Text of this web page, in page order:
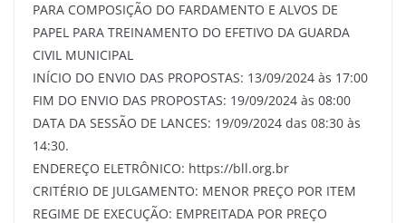
PARA COMPOSIÇÃO DO FARDAMENTO E ALVOS DE
PAPEL PARA TREINAMENTO DO EFETIVO DA GUARDA
CIVIL MUNICIPAL
INÍCIO DO ENVIO DAS PROPOSTAS: 13/09/2024 às 17:00
FIM DO ENVIO DAS PROPOSTAS: 19/09/2024 às 08:00
DATA DA SESSÃO DE LANCES: 19/09/2024 das 08:30 às
14:30.
ENDEREÇO ELETRÔNICO: https://bll.org.br
CRITÉRIO DE JULGAMENTO: MENOR PREÇO POR ITEM
REGIME DE EXECUÇÃO: EMPREITADA POR PREÇO